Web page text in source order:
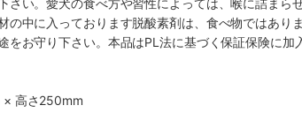
さい。愛犬の食べ方や習性によっては、喉に詰まら
の中に入っております脱酸素剤は、食べ物ではあ
お守り下さい。本品はPL法に基づく保証保険に加
× 高さ250mm